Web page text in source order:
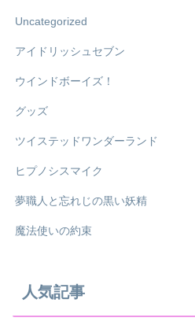
Uncategorized
アイドリッシュセブン
ウインドボーイズ！
グッズ
ツイステッドワンダーランド
ヒプノシスマイク
夢職人と忘れじの黒い妖精
魔法使いの約束
人気記事